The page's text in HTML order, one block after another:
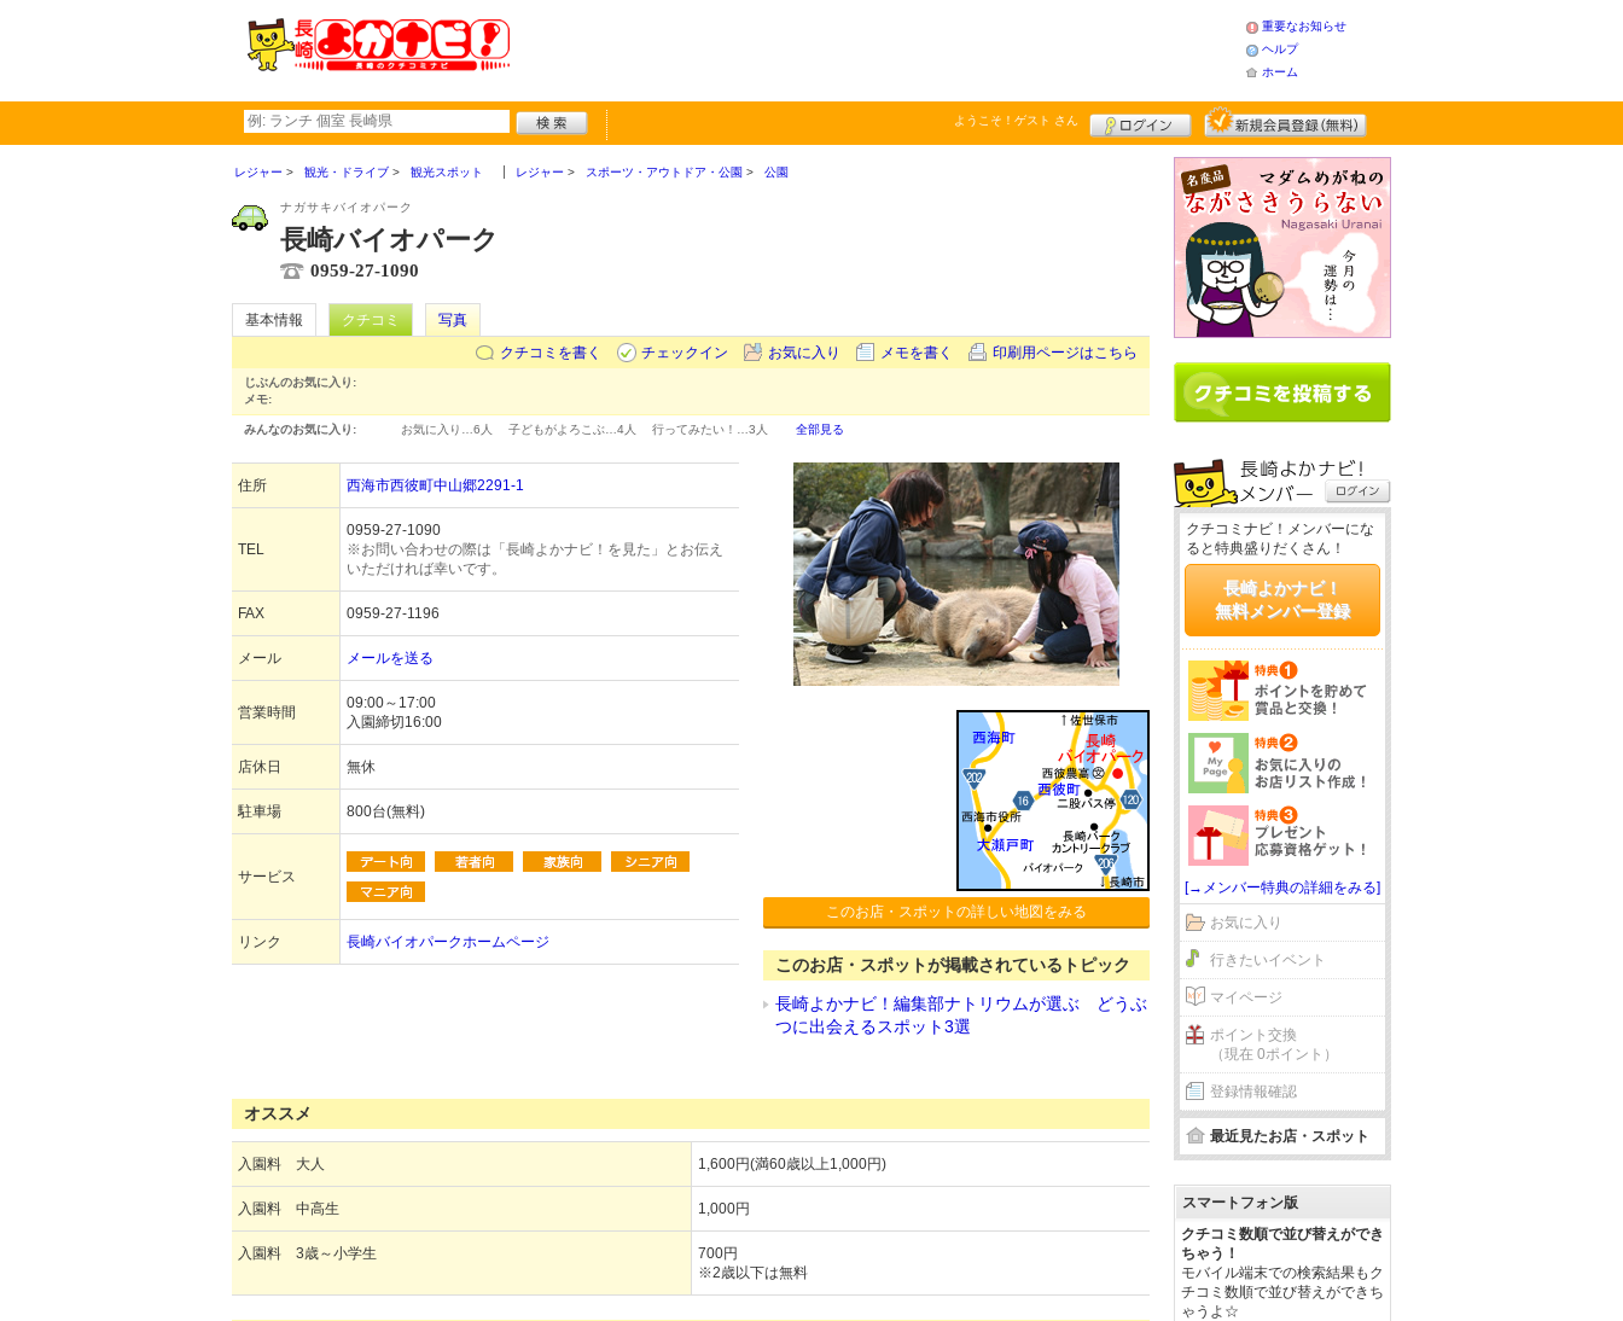
重要なお知らせ
ヘルプ
ホーム
ようこそ！ ゲスト さん
レジャー 観光・ドライブ 観光スポット レジャー スポーツ・アウトドア・公園 公園
ナガサキバイオパーク
長崎バイオパーク
0959-27-1090
基本情報 クチコミ
写真
クチコミを書く
チェックイン お気に入り メモを書く 印刷用ページはこちら
じぶんのお気に入り:
メモ:
みんなのお気に入り: お気に入り… 6人 子どもがよろこぶ… 4人 行ってみたい！… 3人 全部見る
住所 西海市西彼町中山郷2291-1
TEL
0959-27-1090
※お問い合わせの際は「長崎よかナビ！を見た」とお伝え
いただければ幸いです。
FAX 0959-27-1196
メール メールを送る
営業時間
09:00～17:00
入園締切16:00
店休日 無休
駐車場 800台(無料)
サービス
リンク 長崎バイオパークホームページ
このお店・スポットの詳しい地図をみる
このお店・スポットが掲載されているトピック
長崎よかナビ！編集部ナトリウムが選ぶ どうぶ
つに出会えるスポット3選
オススメ
入園料 大人 1,600円(満60歳以上1,000円)
入園料 中高生 1,000円
入園料 3歳～小学生
700円
※2歳以下は無料
クチコミナビ！メンバーにな
ると特典盛りだくさん！
長崎よかナビ！
無料メンバー登録
[→メンバー特典の詳細をみる]
お気に入り
行きたいイベント
マイページ
ポイント交換
（現在 0ポイント）
登録情報確認
最近見たお店・スポット
スマートフォン版
クチコミ数順で並び替えができ
ちゃう！
モバイル端末での検索結果もク
チコミ数順で並び替えができち
ゃうよ☆